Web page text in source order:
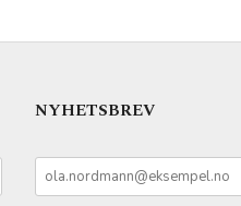
NYHETSBREV